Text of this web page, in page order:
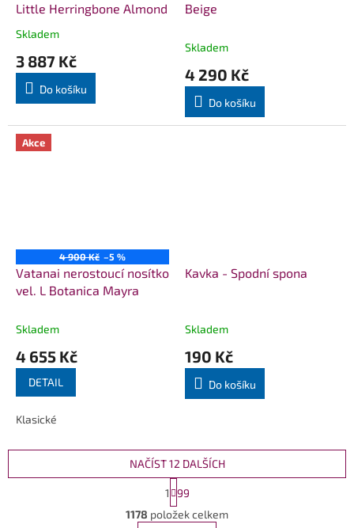
Little Herringbone Almond
Průměrné
produktu
5,0
5
hvězdiček.
Skladem
3 887 Kč
Do košíku
Beige
Skladem
4 290 Kč
Do košíku
Akce
4 900 Kč –5 %
Vatanai nerostoucí nosítko
vel. L Botanica Mayra
Skladem
4 655 Kč
DETAIL
Klasické
Kavka - Spodní spona
Skladem
190 Kč
Do košíku
O
v
NAČÍST 12 DALŠÍCH
S
t
r
á
1
99
1178 položek celkem